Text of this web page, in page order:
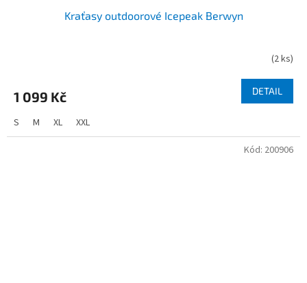
Kraťasy outdoorové Icepeak Berwyn
(2 ks)
1 099 Kč DETAIL
S M XL XXL
Kód: 200906